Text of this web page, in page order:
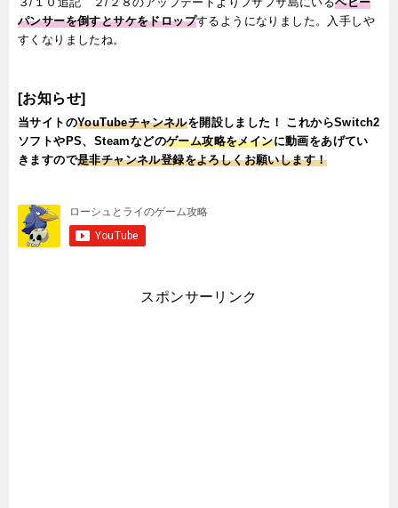
パンサーを倒すとサケをドロップするようになりました。入手しや
すくなりましたね。
[お知らせ]
当サイトのYouTubeチャンネルを開設しました！ これからSwitch2
ソフトやPS、Steamなどのゲーム攻略をメインに動画をあげてい
きますので是非チャンネル登録をよろしくお願いします！
スポンサーリンク